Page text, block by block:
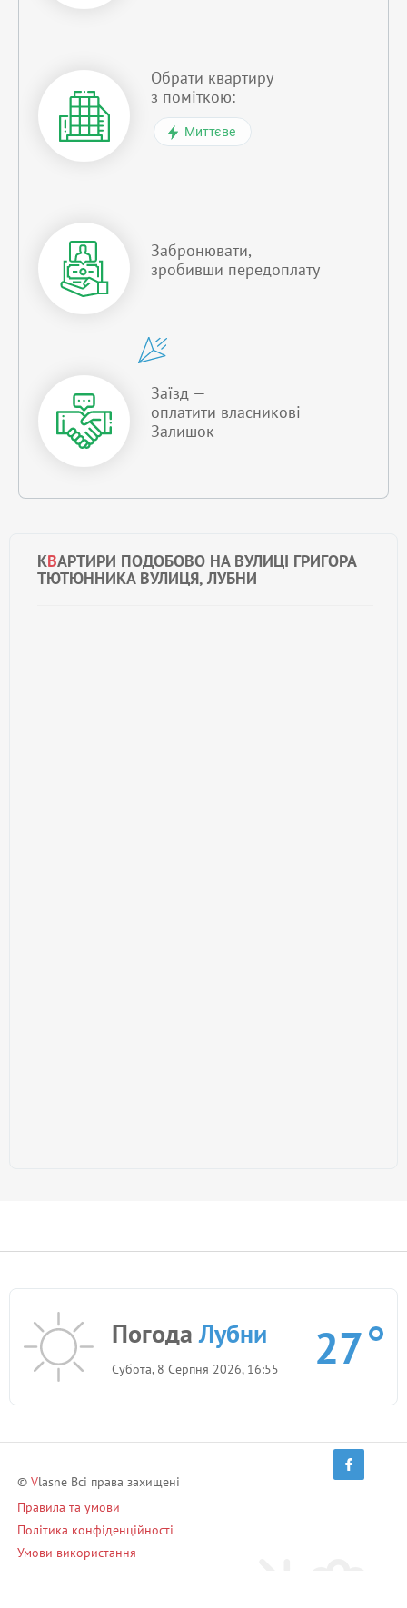
КВАРТИРИ ПОДОБОВО НА ВУЛИЦІ ГРИГОРА
ТЮТЮННИКА ВУЛИЦЯ, ЛУБНИ
Обрати квартиру
з поміткою:
Миттєве
Забронювати,
зробивши передоплату
Заїзд —
оплатити власникові
Залишок
ПогодаЛубни
Субота, 8 Серпня 2026, 16:55 27
© Vlasne Всі права захищені
Правила та умови
Політика конфіденційності
Умови використання